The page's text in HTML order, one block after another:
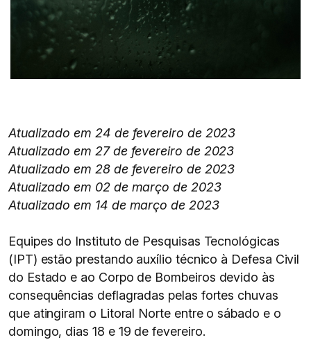
Atualizado em 24 de fevereiro de 2023
Atualizado em 27 de fevereiro de 2023
Atualizado em 28 de fevereiro de 2023
Atualizado em 02 de março de 2023
Atualizado em 14 de março de 2023
Equipes do Instituto de Pesquisas Tecnológicas
(IPT) estão prestando auxílio técnico à Defesa Civil
do Estado e ao Corpo de Bombeiros devido às
consequências deflagradas pelas fortes chuvas
que atingiram o Litoral Norte entre o sábado e o
domingo, dias 18 e 19 de fevereiro.